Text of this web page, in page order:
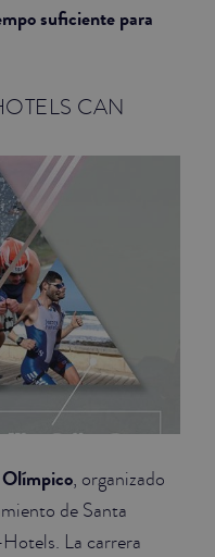
suficiente para
CAN
, organizado
de Santa
La carrera